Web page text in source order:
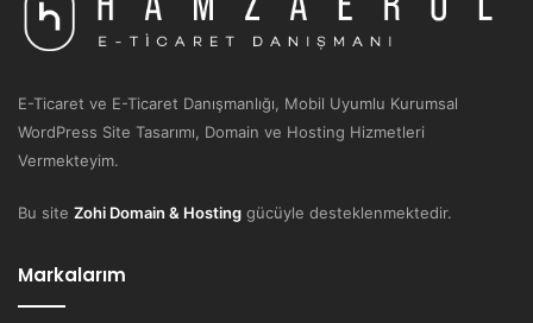
E-Ticaret ve E-Ticaret Danışmanlığı, Mobil Uyumlu Kurumsal
WordPress Site Tasarımı, Domain ve Hosting Hizmetleri
Vermekteyim.
Bu site Zohi Domain & Hosting gücüyle desteklenmektedir.
Markalarım